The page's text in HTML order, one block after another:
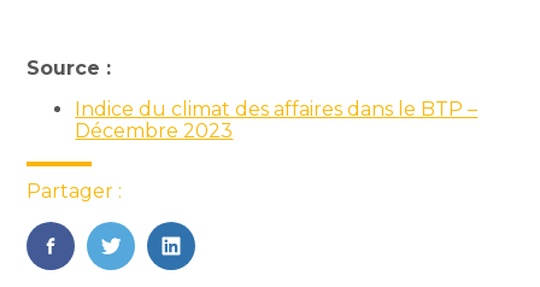
Source :
Indice du climat des affaires dans le BTP –
Décembre 2023
Partager :
FaceBook
TwitterLinkedIn